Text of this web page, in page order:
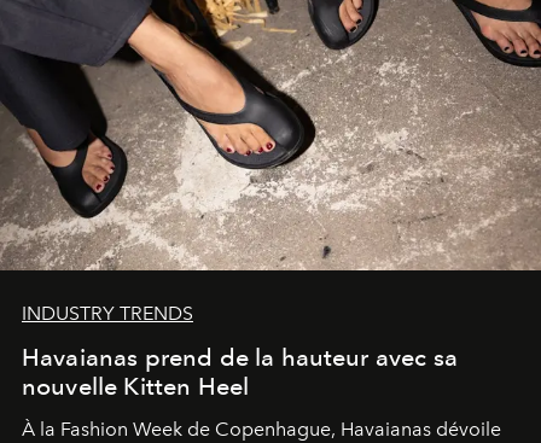
INDUSTRY TRENDS
Havaianas prend de la hauteur avec sa
nouvelle Kitten Heel
À la Fashion Week de Copenhague, Havaianas dévoile